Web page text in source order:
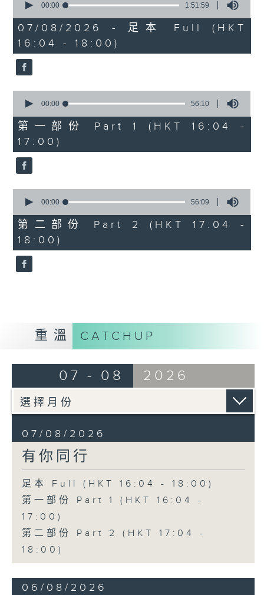
1750 - 1800
流行的歲月
陳潔靈
星星月亮太陽
seconds
1
hour,
51
minutes,
59
seconds
00:00 1:51:59
07/08/2026 - 足本 Full (HKT
16:04 - 18:00)
seconds
56
minutes,
10
seconds
00:00 56:10
第一部份 Part 1 (HKT 16:04 -
17:00)
seconds
56
minutes,
9
seconds
00:00 56:09
第二部份 Part 2 (HKT 17:04 -
18:00)
重溫 CATCHUP
07 - 08 2026
07/08/2026
有你同行
足本 Full (HKT 16:04 - 18:00)
第一部份 Part 1 (HKT 16:04 -
17:00)
第二部份 Part 2 (HKT 17:04 -
18:00)
06/08/2026